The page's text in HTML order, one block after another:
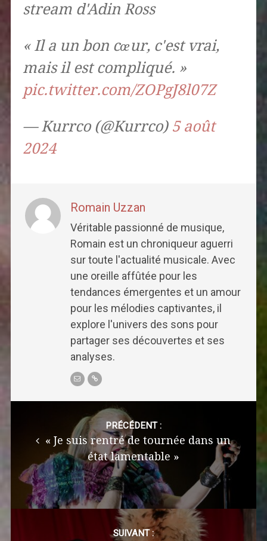
stream d'Adin Ross
« Il a un bon cœur, c'est vrai,
mais il est compliqué. »
pic.twitter.com/ZOPgJ8l07Z
— Kurrco (@Kurrco) 5 août
2024
Romain Uzzan
Véritable passionné de musique,
Romain est un chroniqueur aguerri
sur toute l'actualité musicale. Avec
une oreille affûtée pour les
tendances émergentes et un amour
pour les mélodies captivantes, il
explore l'univers des sons pour
partager ses découvertes et ses
analyses.
PRÉCÉDENT :
« Je suis rentré de tournée dans un
état lamentable »
SUIVANT :